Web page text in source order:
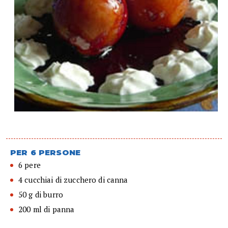
PER 6 PERSONE
6 pere
4 cucchiai di zucchero di canna
50 g di burro
200 ml di panna